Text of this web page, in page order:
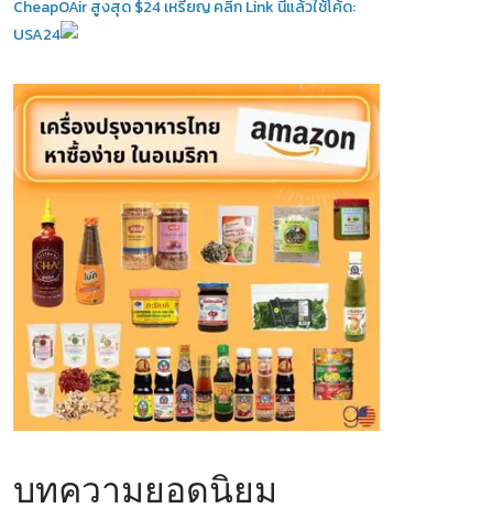
CheapOAir สูงสุด $24 เหรียญ คลิ้ก Link นี้แล้วใช้โค้ด:
USA24
บทความยอดนิยม